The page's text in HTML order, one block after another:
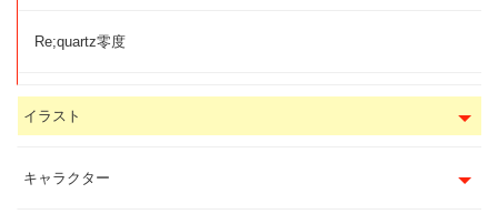
Re;quartz零度
イラスト
キャラクター